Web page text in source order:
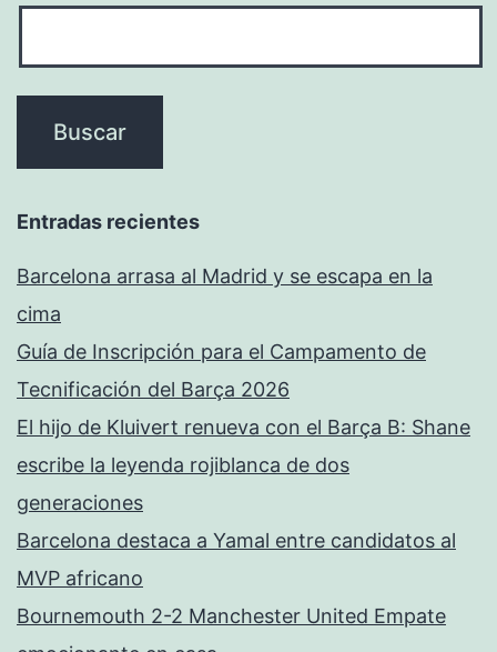
Entradas recientes
Barcelona arrasa al Madrid y se escapa en la
cima
Guía de Inscripción para el Campamento de
Tecnificación del Barça 2026
El hijo de Kluivert renueva con el Barça B: Shane
escribe la leyenda rojiblanca de dos
generaciones
Barcelona destaca a Yamal entre candidatos al
MVP africano
Bournemouth 2-2 Manchester United Empate